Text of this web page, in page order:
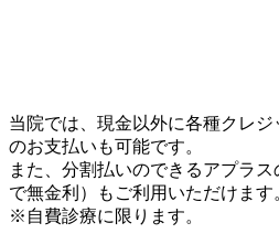
当院では、現金以外に各種クレ
のお支払いも可能です。
また、分割払いのできるアプラ
で無金利）もご利用いただけます
※自費診療に限ります。